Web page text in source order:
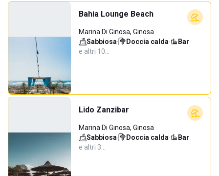
Bahia Lounge Beach
Marina Di Ginosa, Ginosa
Sabbiosa· Doccia calda· Bar·
e altri 10…
Lido Zanzibar
Marina Di Ginosa, Ginosa
Sabbiosa· Doccia calda· Bar·
e altri 3…